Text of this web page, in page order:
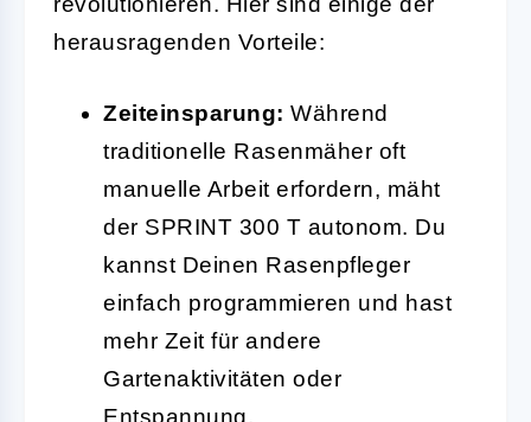
herausragenden Vorteile:
Zeiteinsparung: Während
traditionelle Rasenmäher oft
manuelle Arbeit erfordern, mäht
der SPRINT 300 T autonom. Du
kannst Deinen Rasenpfleger
einfach programmieren und hast
mehr Zeit für andere
Gartenaktivitäten oder
Entspannung.